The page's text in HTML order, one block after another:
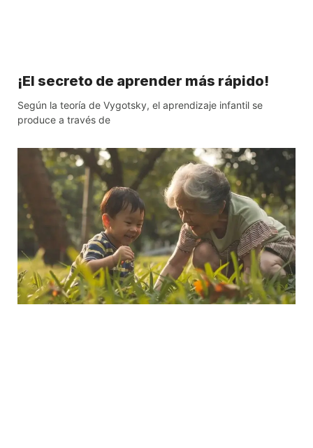
¡El secreto de aprender más rápido!
Según la teoría de Vygotsky, el aprendizaje infantil se
produce a través de